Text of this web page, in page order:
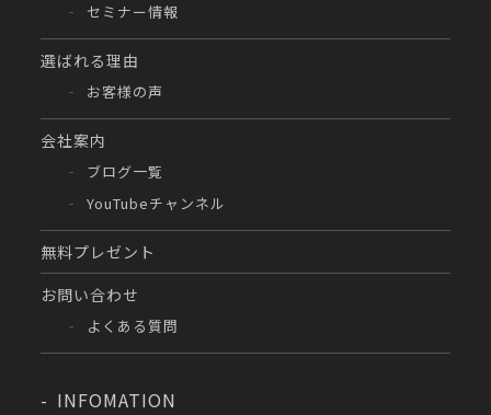
セミナー情報
選ばれる理由
お客様の声
会社案内
ブログ一覧
YouTubeチャンネル
無料プレゼント
お問い合わせ
よくある質問
INFOMATION